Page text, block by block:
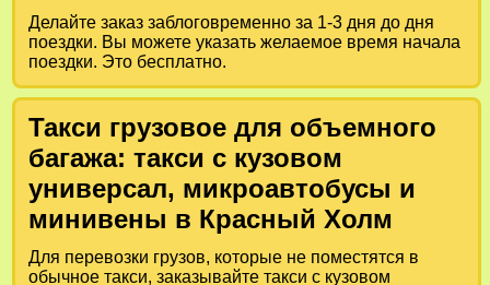
Делайте заказ заблоговременно за 1-3 дня до дня
поездки. Вы можете указать желаемое время начала
поездки. Это бесплатно.
Такси грузовое для объемного
багажа: такси с кузовом
универсал, микроавтобусы и
минивены в Красный Холм
Для перевозки грузов, которые не поместятся в
обычное такси, заказывайте такси с кузовом